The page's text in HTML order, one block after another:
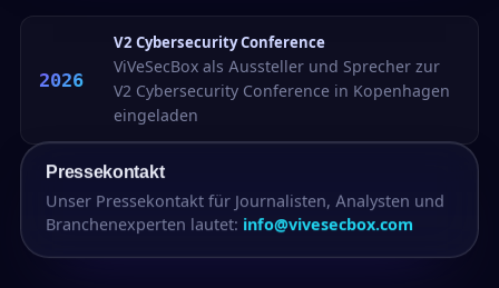
2026
V2 Cybersecurity Conference
ViVeSecBox als Aussteller und Sprecher zur
V2 Cybersecurity Conference in Kopenhagen
eingeladen
Pressekontakt
Unser Pressekontakt für Journalisten, Analysten und
Branchenexperten lautet: info@vivesecbox.com